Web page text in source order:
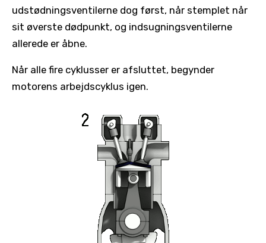
udstødningsventilerne dog først, når stemplet når
sit øverste dødpunkt, og indsugningsventilerne
allerede er åbne.
Når alle fire cyklusser er afsluttet, begynder
motorens arbejdscyklus igen.